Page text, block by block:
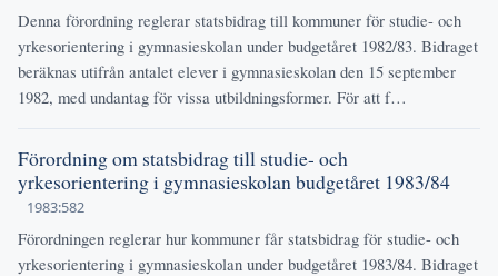
Denna förordning reglerar statsbidrag till kommuner för studie- och
yrkesorientering i gymnasieskolan under budgetåret 1982/83. Bidraget
beräknas utifrån antalet elever i gymnasieskolan den 15 september
1982, med undantag för vissa utbildningsformer. För att f…
Förordning om statsbidrag till studie- och
yrkesorientering i gymnasieskolan budgetåret 1983/84
1983:582
Förordningen reglerar hur kommuner får statsbidrag för studie- och
yrkesorientering i gymnasieskolan under budgetåret 1983/84. Bidraget